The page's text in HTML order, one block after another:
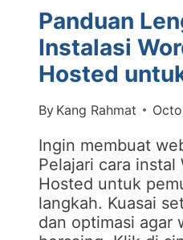
Panduan
Instalasi
Hosted
By Kang Rahmat
Ingin membuat
Pelajari cara instal
Hosted untuk
langkah. Kuasai
dan optimasi agar